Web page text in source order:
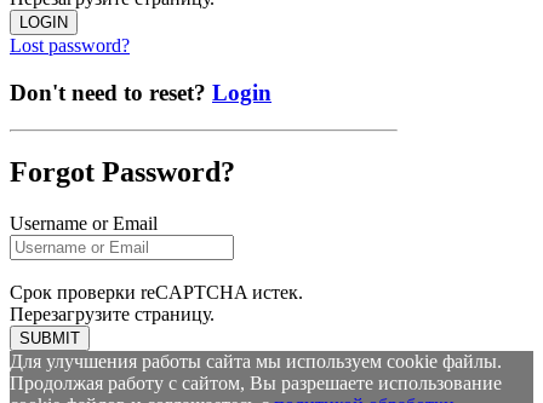
LOGIN
Lost password?
Don't need to reset? Login
Forgot Password?
Username or Email
Срок проверки reCAPTCHA истек.
Перезагрузите страницу.
SUBMIT
Для улучшения работы сайта мы используем cookie файлы.
Продолжая работу с сайтом, Вы разрешаете использование